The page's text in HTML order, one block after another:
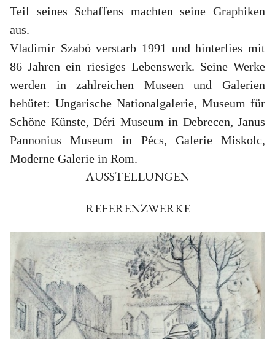
Teil seines Schaffens machten seine Graphiken
aus.
Vladimir Szabó verstarb 1991 und hinterlies mit
86 Jahren ein riesiges Lebenswerk. Seine Werke
werden in zahlreichen Museen und Galerien
behütet: Ungarische Nationalgalerie, Museum für
Schöne Künste, Déri Museum in Debrecen, Janus
Pannonius Museum in Pécs, Galerie Miskolc,
Moderne Galerie in Rom.
AUSSTELLUNGEN
REFERENZWERKE